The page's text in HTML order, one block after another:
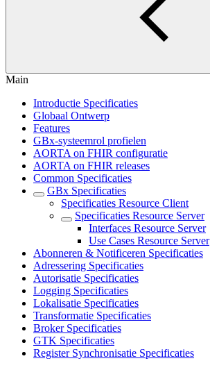
Main
Introductie Specificaties
Globaal Ontwerp
Features
GBx-systeemrol profielen
AORTA on FHIR configuratie
AORTA on FHIR releases
Common Specificaties
GBx Specificaties
Specificaties Resource Client
Specificaties Resource Server
Interfaces Resource Server
Use Cases Resource Server
Abonneren & Notificeren Specificaties
Adressering Specificaties
Autorisatie Specificaties
Logging Specificaties
Lokalisatie Specificaties
Transformatie Specificaties
Broker Specificaties
GTK Specificaties
Register Synchronisatie Specificaties